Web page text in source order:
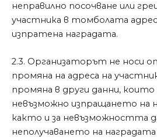
неправилно посочване или
участника в томболата
изпратена наградата.
2.3. Организаторът не носи
промяна на адреса на
промяна в други данни,
невъзможно изпращането на
както и за невъзможността
неполучаването на